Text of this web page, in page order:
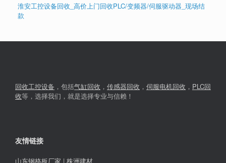
淮安工控设备回收_高价上门回收PLC/变频器/伺服驱动器_现场结
款
回收工控设备 ，包括气缸回收 ， 传感器回收 ， 伺服电机回收 ， PLC回
收等，选择我们，就是选择专业与信赖！
友情链接
山东钢格板厂家 | 株洲建材